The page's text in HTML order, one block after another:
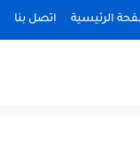
الرئيسية اتصل بنا